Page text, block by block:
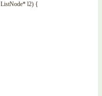
ListNode* l2) {